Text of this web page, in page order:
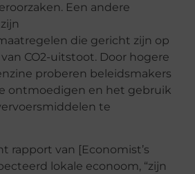
Een andere
die gericht zijn op
CO2-uitstoot. Door hogere
proberen beleidsmakers
ontmoedigen en het gebruik
te
rapport van [Economist’s
lokale econoom, “zijn